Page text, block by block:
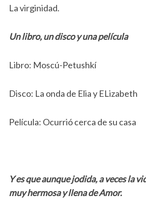
La virginidad.
Un libro, un disco y una película
Libro: Moscú-Petushkí
Disco: La onda de Elia y ELizabeth
Película: Ocurrió cerca de su casa
Y es que aunque jodida, a veces la
muy hermosa y llena de Amor.